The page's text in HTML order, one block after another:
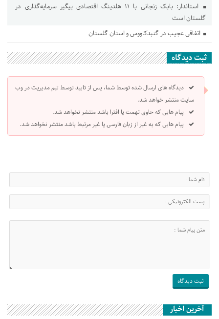
استاندار: بابک زنجانی با ۱۱ هلدینگ اقتصادی پیگیر سرمایه‌گذاری در
گلستان است
اتفاقی عجیب در‌ گنبدکاووس و استان گلستان
ثبت دیدگاه
دیدگاه های ارسال شده توسط شما، پس از تایید توسط تیم مدیریت در وب
سایت منتشر خواهد شد.
پیام هایی که حاوی تهمت یا افترا باشد منتشر نخواهد شد.
پیام هایی که به غیر از زبان فارسی یا غیر مرتبط باشد منتشر نخواهد شد.
آخرین اخبار